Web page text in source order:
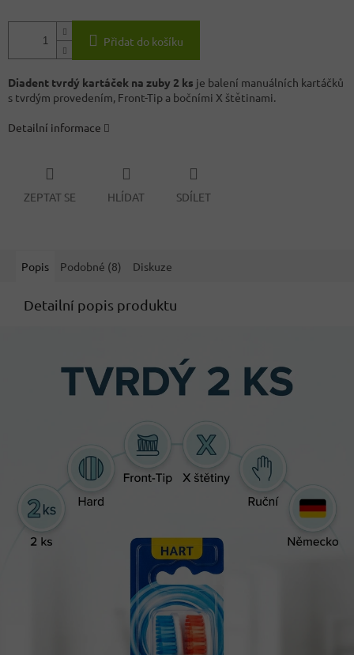
Přidat do košíku
Diadent tvrdý kartáček na zuby 2 ks je balení manuálních kartáčků
s tvrdým provedením, Front-Tip a bočními X štětinami.
Detailní informace
ZEPTAT SE HLÍDAT SDÍLET
Popis Podobné (8) Diskuze
Detailní popis produktu